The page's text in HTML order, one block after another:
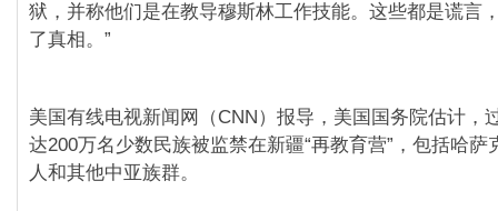
狱，并称他们是在教导穆斯林工作技能。这些都是谎言
了真相。”
美国有线电视新闻网（CNN）报导，美国国务院估计，
达200万名少数民族被监禁在新疆“再教育营”，包括哈萨
人和其他中亚族群。